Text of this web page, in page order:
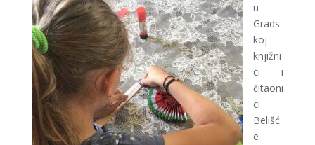
u
Grads
koj
knjižni
ci i
čitaoni
ci
Belišć
e